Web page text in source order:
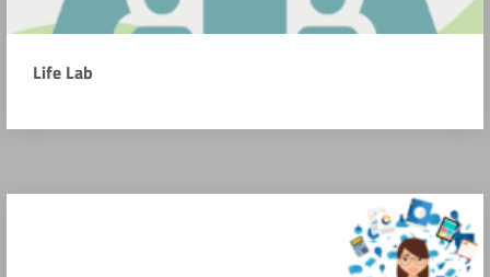
Life Lab